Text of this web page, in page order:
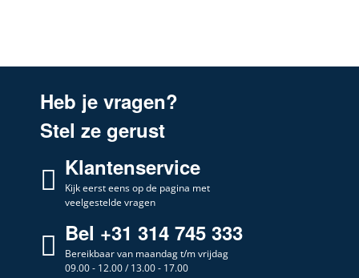
Heb je vragen?
Stel ze gerust
Klantenservice
Kijk eerst eens op de pagina met
veelgestelde vragen
Bel +31 314 745 333
Bereikbaar van maandag t/m vrijdag
09.00 - 12.00 / 13.00 - 17.00